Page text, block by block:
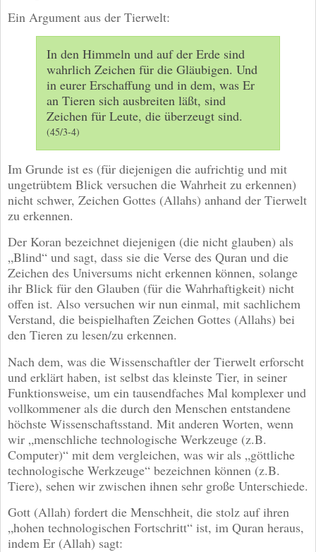
Ein Argument aus der Tierwelt:
In den Himmeln und auf der Erde sind
wahrlich Zeichen für die Gläubigen. Und
in eurer Erschaffung und in dem, was Er
an Tieren sich ausbreiten läßt, sind
Zeichen für Leute, die überzeugt sind.
(45/3-4)
Im Grunde ist es (für diejenigen die aufrichtig und mit
ungetrübtem Blick versuchen die Wahrheit zu erkennen)
nicht schwer, Zeichen Gottes (Allahs) anhand der Tierwelt
zu erkennen.
Der Koran bezeichnet diejenigen (die nicht glauben) als
„Blind“ und sagt, dass sie die Verse des Quran und die
Zeichen des Universums nicht erkennen können, solange
ihr Blick für den Glauben (für die Wahrhaftigkeit) nicht
offen ist. Also versuchen wir nun einmal, mit sachlichem
Verstand, die beispielhaften Zeichen Gottes (Allahs) bei
den Tieren zu lesen/zu erkennen.
Nach dem, was die Wissenschaftler der Tierwelt erforscht
und erklärt haben, ist selbst das kleinste Tier, in seiner
Funktionsweise, um ein tausendfaches Mal komplexer und
vollkommener als die durch den Menschen entstandene
höchste Wissenschaftsstand. Mit anderen Worten, wenn
wir „menschliche technologische Werkzeuge (z.B.
Computer)“ mit dem vergleichen, was wir als „göttliche
technologische Werkzeuge“ bezeichnen können (z.B.
Tiere), sehen wir zwischen ihnen sehr große Unterschiede.
Gott (Allah) fordert die Menschheit, die stolz auf ihren
„hohen technologischen Fortschritt“ ist, im Quran heraus,
indem Er (Allah) sagt: